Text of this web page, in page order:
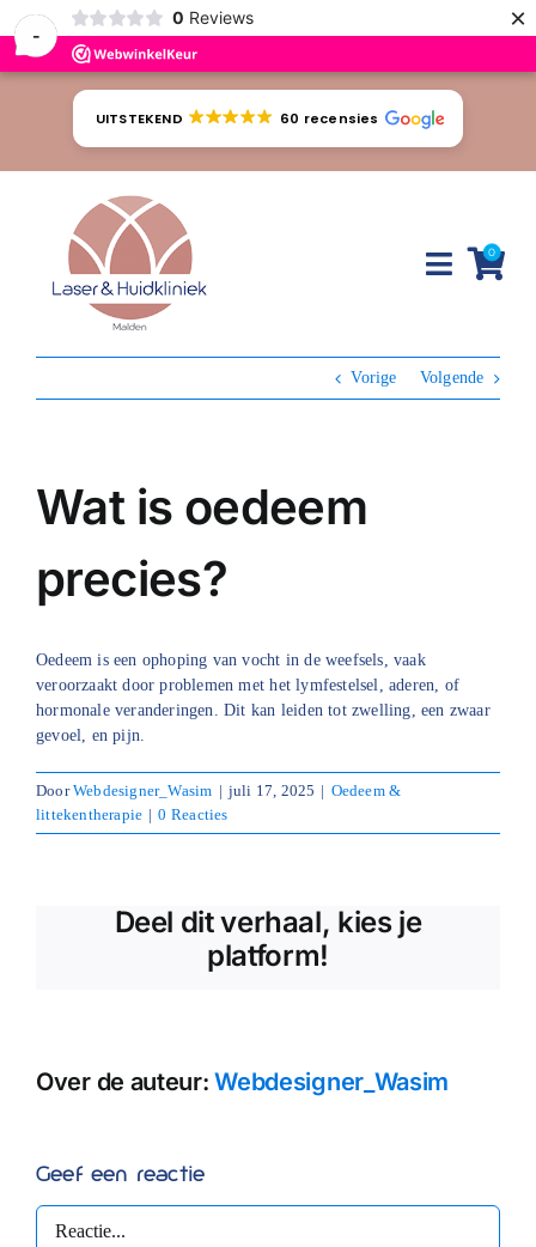
-
0 Reviews ×
UITSTEKEND 60 recensies
Toggle
Blog
0
Vorige Volgende
Wat is oedeem
precies?
Oedeem is een ophoping van vocht in de weefsels, vaak
veroorzaakt door problemen met het lymfestelsel, aderen, of
hormonale veranderingen. Dit kan leiden tot zwelling, een zwaar
gevoel, en pijn.
DoorWebdesigner_Wasim | juli 17, 2025 | Oedeem &
littekentherapie | 0 Reacties
Deel dit verhaal, kies je
platform!
Over de auteur:Webdesigner_Wasim
Geef een reactie
Reactie